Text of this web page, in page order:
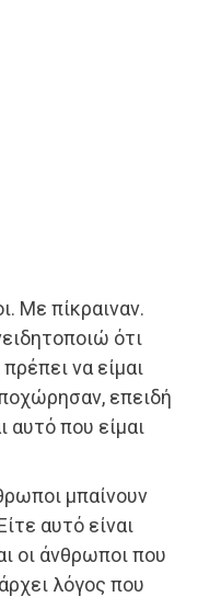
Με πίκραιναν.
ότι
να είμαι
επειδή
αυτό που είμαι
μπαίνουν
αυτό είναι
οι άνθρωποι που
λόγος που